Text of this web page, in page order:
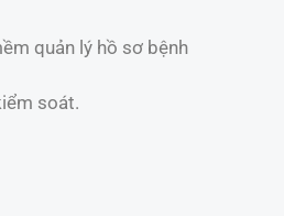
quản lý hồ sơ bệnh
soát.